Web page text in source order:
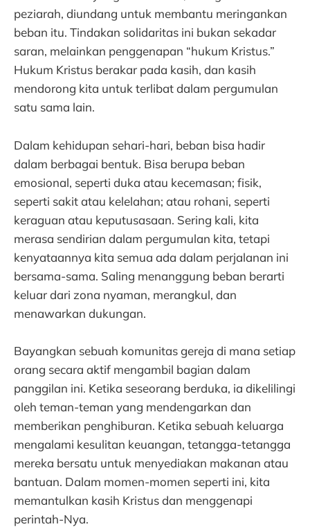
peziarah, diundang untuk membantu meringankan
beban itu. Tindakan solidaritas ini bukan sekadar
saran, melainkan penggenapan “hukum Kristus.”
Hukum Kristus berakar pada kasih, dan kasih
mendorong kita untuk terlibat dalam pergumulan
satu sama lain.
Dalam kehidupan sehari-hari, beban bisa hadir
dalam berbagai bentuk. Bisa berupa beban
emosional, seperti duka atau kecemasan; fisik,
seperti sakit atau kelelahan; atau rohani, seperti
keraguan atau keputusasaan. Sering kali, kita
merasa sendirian dalam pergumulan kita, tetapi
kenyataannya kita semua ada dalam perjalanan ini
bersama-sama. Saling menanggung beban berarti
keluar dari zona nyaman, merangkul, dan
menawarkan dukungan.
Bayangkan sebuah komunitas gereja di mana setiap
orang secara aktif mengambil bagian dalam
panggilan ini. Ketika seseorang berduka, ia dikelilingi
oleh teman-teman yang mendengarkan dan
memberikan penghiburan. Ketika sebuah keluarga
mengalami kesulitan keuangan, tetangga-tetangga
mereka bersatu untuk menyediakan makanan atau
bantuan. Dalam momen-momen seperti ini, kita
memantulkan kasih Kristus dan menggenapi
perintah-Nya.